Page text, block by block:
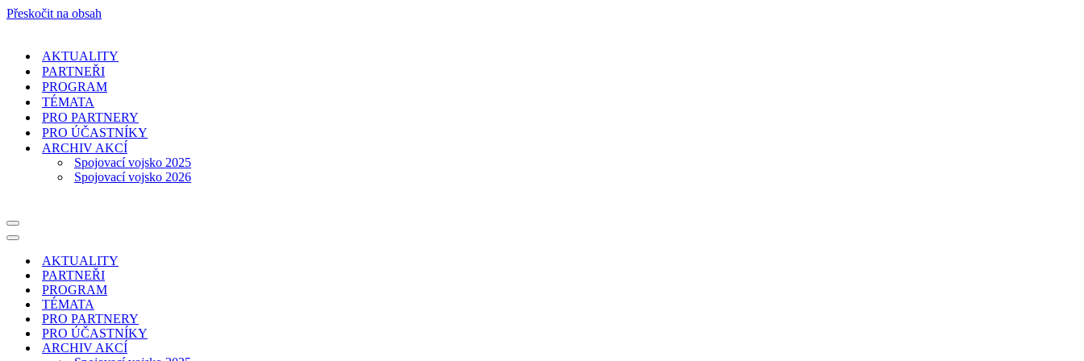
Přeskočit na obsah
AKTUALITY
PARTNEŘI
PROGRAM
TÉMATA
PRO PARTNERY
PRO ÚČASTNÍKY
ARCHIV AKCÍ
Spojovací vojsko 2025
Spojovací vojsko 2026
Navigační
menu
Navigační
AKTUALITY
PARTNEŘI
PROGRAM
TÉMATA
PRO PARTNERY
PRO ÚČASTNÍKY
ARCHIV AKCÍ